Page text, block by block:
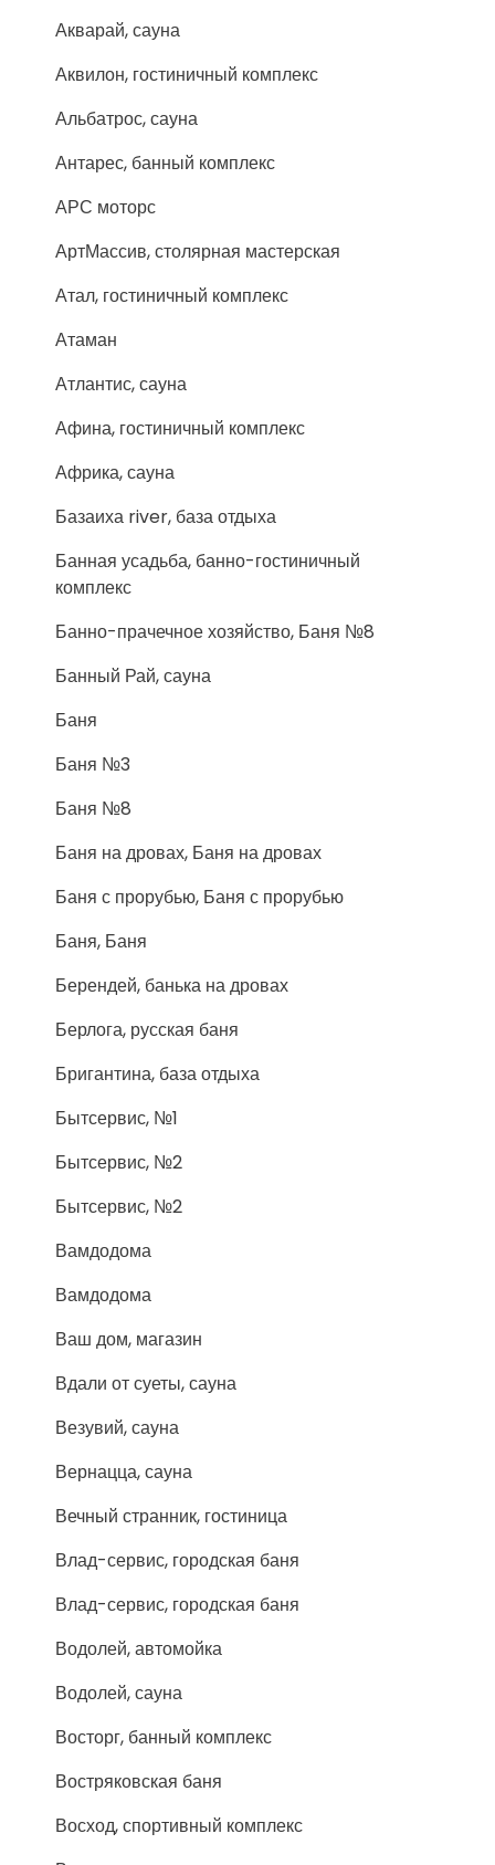
Акварай, сауна
Аквилон, гостиничный комплекс
Альбатрос, сауна
Антарес, банный комплекс
АРС моторс
АртМассив, столярная мастерская
Атал, гостиничный комплекс
Атаман
Атлантис, сауна
Афина, гостиничный комплекс
Африка, сауна
Базаиха river, база отдыха
Банная усадьба, банно-гостиничный
комплекс
Банно-прачечное хозяйство, Баня №8
Банный Рай, сауна
Баня
Баня №3
Баня №8
Баня на дровах, Баня на дровах
Баня с прорубью, Баня с прорубью
Баня, Баня
Берендей, банька на дровах
Берлога, русская баня
Бригантина, база отдыха
Бытсервис, №1
Бытсервис, №2
Бытсервис, №2
Вамдодома
Вамдодома
Ваш дом, магазин
Вдали от суеты, сауна
Везувий, сауна
Вернацца, сауна
Вечный странник, гостиница
Влад-сервис, городская баня
Влад-сервис, городская баня
Водолей, автомойка
Водолей, сауна
Восторг, банный комплекс
Востряковская баня
Восход, спортивный комплекс